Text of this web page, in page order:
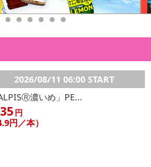
2026/08/11 06:00 START
濃いめ」PE...
円
円／本）